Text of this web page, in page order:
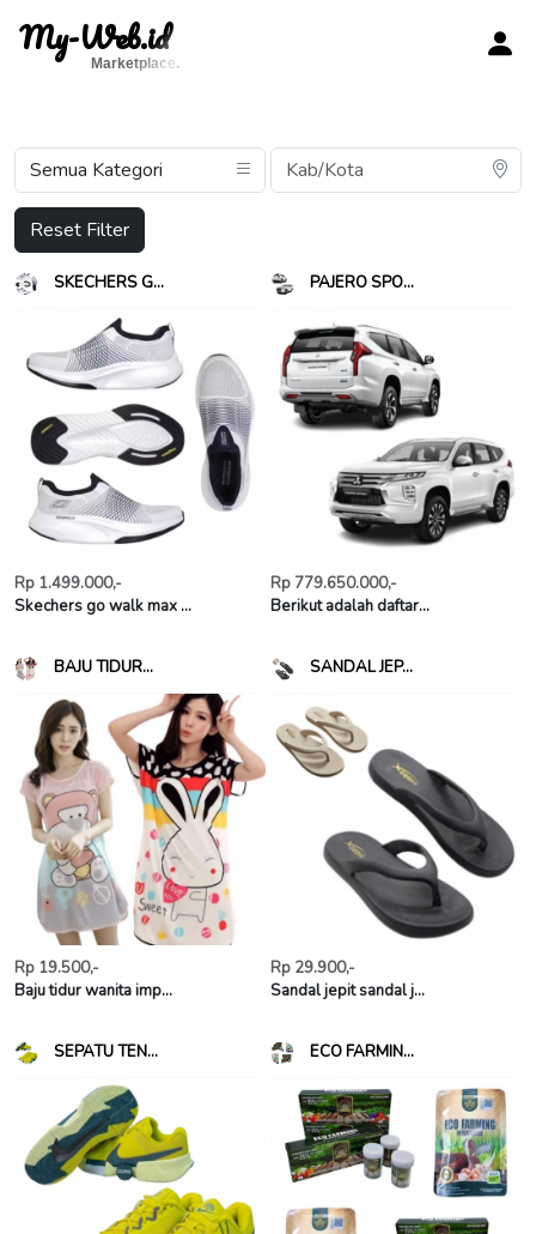
My-Web.id
Marketplace.
Reset Filter
SKECHERS G...
Rp 1.499.000,-
Skechers go walk max ...
PAJERO SPO...
Rp 779.650.000,-
Berikut adalah daftar...
BAJU TIDUR...
Rp 19.500,-
Baju tidur wanita imp...
SANDAL JEP...
Rp 29.900,-
Sandal jepit sandal j...
SEPATU TEN... ECO FARMIN...